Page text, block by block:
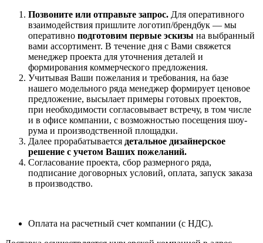
Позвоните или отправьте запрос. Для оперативного
взаимодействия пришлите логотип/брендбук — мы
оперативно подготовим первые эскизы на выбранный
вами ассортимент. В течение дня с Вами свяжется
менеджер проекта для уточнения деталей и
формирования коммерческого предложения.
Учитывая Ваши пожелания и требования, на базе
нашего модельного ряда менеджер формирует ценовое
предложение, высылает примеры готовых проектов,
при необходимости согласовывает встречу, в том числе
и в офисе компании, с возможностью посещения шоу-
рума и производственной площадки.
Далее прорабатывается детальное дизайнерское
решение с учетом Ваших пожеланий.
Согласование проекта, сбор размерного ряда,
подписание договорных условий, оплата, запуск заказа
в производство.
Оплата на расчетный счет компании (с НДС).